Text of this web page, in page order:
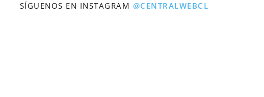
SÍGUENOS EN INSTAGRAM @CENTRALWEBCL